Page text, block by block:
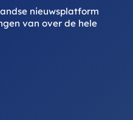
nieuwsplatform
van over de hele